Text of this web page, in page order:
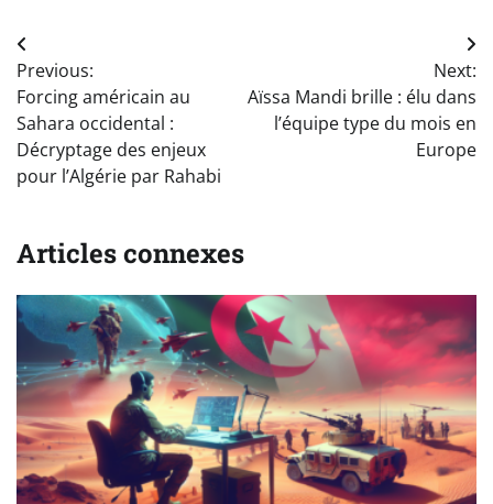
Navigation
de
l’article
Previous:
Forcing américain au
Sahara occidental :
Décryptage des enjeux
pour l’Algérie par Rahabi
Next:
Aïssa Mandi brille : élu dans
l’équipe type du mois en
Europe
Articles connexes